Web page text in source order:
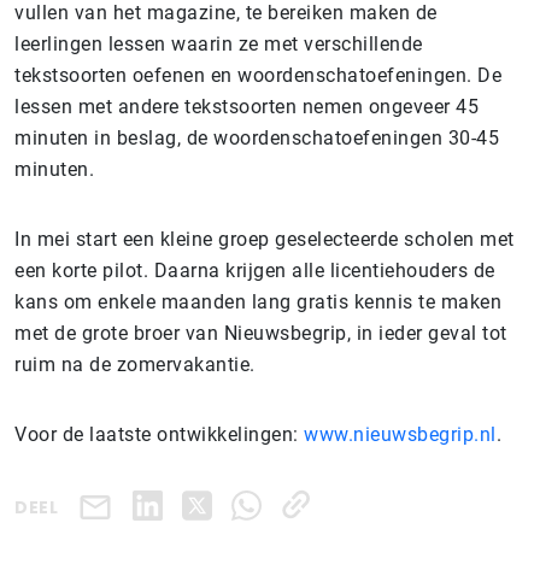
vullen van het magazine, te bereiken maken de
leerlingen lessen waarin ze met verschillende
tekstsoorten oefenen en woordenschatoefeningen. De
lessen met andere tekstsoorten nemen ongeveer 45
minuten in beslag, de woordenschatoefeningen 30-45
minuten.
In mei start een kleine groep geselecteerde scholen met
een korte pilot. Daarna krijgen alle licentiehouders de
kans om enkele maanden lang gratis kennis te maken
met de grote broer van Nieuwsbegrip, in ieder geval tot
ruim na de zomervakantie.
Voor de laatste ontwikkelingen: www.nieuwsbegrip.nl.
DEEL